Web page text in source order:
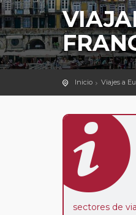
Inicio Viajes a
sectores de